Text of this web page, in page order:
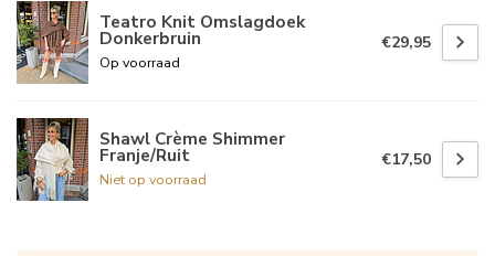
Teatro Knit Omslagdoek
Donkerbruin
Op voorraad
€29,95
Shawl Crème Shimmer
Franje/Ruit
Niet op voorraad
€17,50